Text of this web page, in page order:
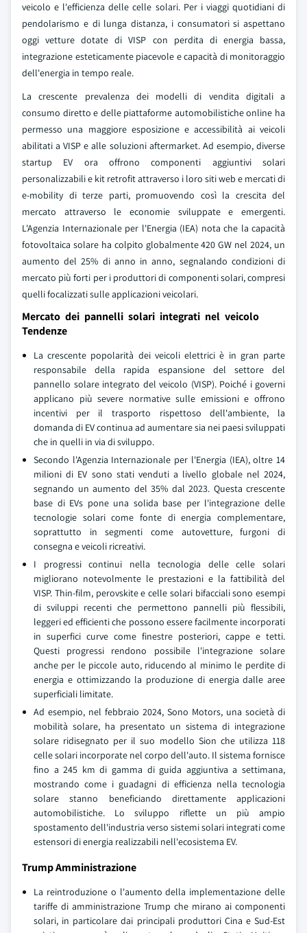
veicolo e l'efficienza delle celle solari. Per i viaggi quotidiani di
pendolarismo e di lunga distanza, i consumatori si aspettano
oggi vetture dotate di VISP con perdita di energia bassa,
integrazione esteticamente piacevole e capacità di monitoraggio
dell'energia in tempo reale.
La crescente prevalenza dei modelli di vendita digitali a
consumo diretto e delle piattaforme automobilistiche online ha
permesso una maggiore esposizione e accessibilità ai veicoli
abilitati a VISP e alle soluzioni aftermarket. Ad esempio, diverse
startup EV ora offrono componenti aggiuntivi solari
personalizzabili e kit retrofit attraverso i loro siti web e mercati di
e-mobility di terze parti, promuovendo così la crescita del
mercato attraverso le economie sviluppate e emergenti.
L'Agenzia Internazionale per l'Energia (IEA) nota che la capacità
fotovoltaica solare ha colpito globalmente 420 GW nel 2024, un
aumento del 25% di anno in anno, segnalando condizioni di
mercato più forti per i produttori di componenti solari, compresi
quelli focalizzati sulle applicazioni veicolari.
Mercato dei pannelli solari integrati nel veicolo
Tendenze
La crescente popolarità dei veicoli elettrici è in gran parte
responsabile della rapida espansione del settore del
pannello solare integrato del veicolo (VISP). Poiché i governi
applicano più severe normative sulle emissioni e offrono
incentivi per il trasporto rispettoso dell'ambiente, la
domanda di EV continua ad aumentare sia nei paesi sviluppati
che in quelli in via di sviluppo.
Secondo l'Agenzia Internazionale per l'Energia (IEA), oltre 14
milioni di EV sono stati venduti a livello globale nel 2024,
segnando un aumento del 35% dal 2023. Questa crescente
base di EVs pone una solida base per l'integrazione delle
tecnologie solari come fonte di energia complementare,
soprattutto in segmenti come autovetture, furgoni di
consegna e veicoli ricreativi.
I progressi continui nella tecnologia delle celle solari
migliorano notevolmente le prestazioni e la fattibilità del
VISP. Thin-film, perovskite e celle solari bifacciali sono esempi
di sviluppi recenti che permettono pannelli più flessibili,
leggeri ed efficienti che possono essere facilmente incorporati
in superfici curve come finestre posteriori, cappe e tetti.
Questi progressi rendono possibile l'integrazione solare
anche per le piccole auto, riducendo al minimo le perdite di
energia e ottimizzando la produzione di energia dalle aree
superficiali limitate.
Ad esempio, nel febbraio 2024, Sono Motors, una società di
mobilità solare, ha presentato un sistema di integrazione
solare ridisegnato per il suo modello Sion che utilizza 118
celle solari incorporate nel corpo dell'auto. Il sistema fornisce
fino a 245 km di gamma di guida aggiuntiva a settimana,
mostrando come i guadagni di efficienza nella tecnologia
solare stanno beneficiando direttamente applicazioni
automobilistiche. Lo sviluppo riflette un più ampio
spostamento dell'industria verso sistemi solari integrati come
estensori di energia realizzabili nell'ecosistema EV.
Trump Amministrazione
La reintroduzione o l'aumento della implementazione delle
tariffe di amministrazione Trump che mirano ai componenti
solari, in particolare dai principali produttori Cina e Sud-Est